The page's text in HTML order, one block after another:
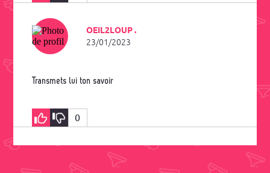
OEIL2LOUP .
23/01/2023
Transmets lui ton savoir
0